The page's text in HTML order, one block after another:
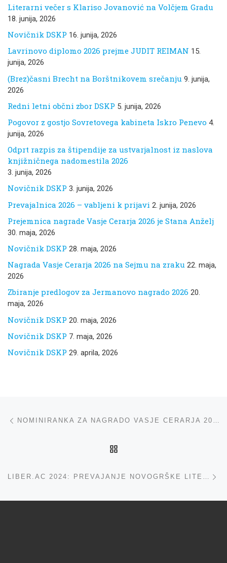
Literarni večer s Klariso Jovanović na Volčjem Gradu
18. junija, 2026
Novičnik DSKP 16. junija, 2026
Lavrinovo diplomo 2026 prejme JUDIT REIMAN 15.
junija, 2026
(Brez)časni Brecht na Borštnikovem srečanju 9. junija,
2026
Redni letni občni zbor DSKP 5. junija, 2026
Pogovor z gostjo Sovretovega kabineta Iskro Penevo 4.
junija, 2026
Odprt razpis za štipendije za ustvarjalnost iz naslova
knjižničnega nadomestila 2026
3. junija, 2026
Novičnik DSKP 3. junija, 2026
Prevajalnica 2026 – vabljeni k prijavi 2. junija, 2026
Prejemnica nagrade Vasje Cerarja 2026 je Stana Anželj
30. maja, 2026
Novičnik DSKP 28. maja, 2026
Nagrada Vasje Cerarja 2026 na Sejmu na zraku 22. maja,
2026
Zbiranje predlogov za Jermanovo nagrado 2026 20.
maja, 2026
Novičnik DSKP 20. maja, 2026
Novičnik DSKP 7. maja, 2026
Novičnik DSKP 29. aprila, 2026
Navigacija med prispevki NOMINIRANKA ZA NAGRADO VASJE CERARJA 2024: ŠPELA ŽAKELJ